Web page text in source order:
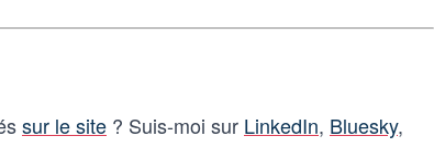
sur le site ? Suis-moi sur LinkedIn, Bluesky,